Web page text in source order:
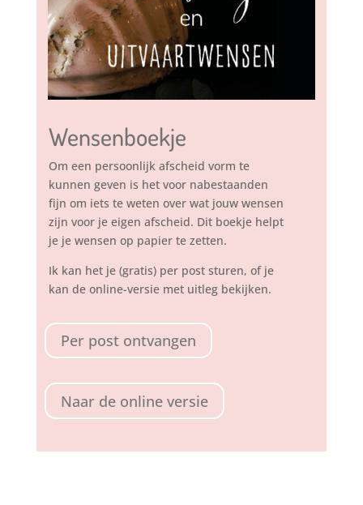
Wensenboekje
Om een persoonlijk afscheid vorm te
kunnen geven is het voor nabestaanden
fijn om iets te weten over wat jouw wensen
zijn voor je eigen afscheid. Dit boekje helpt
je je wensen op papier te zetten.
Ik kan het je (gratis) per post sturen, of je
kan de online-versie met uitleg bekijken.
Per post ontvangen
Naar de online versie